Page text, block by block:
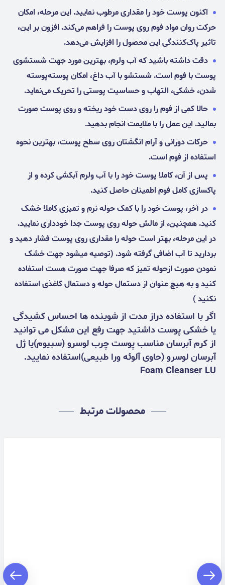
اکنون پوست خود را مقداری مرطوب نمایید. این مرحله، امکان
حرکت روان مواد فوم روی پوست را فراهم می‌کند. افزون بر این،
تاثیر پاک‌کنندگی این محصول را افزایش می‌دهد.
دقت داشته باشید که آب ولرم، بهترین مورد جهت شستشوی
پوست با فوم است. شستشو با آب داغ، امکان پوسته‌پوسته
شدن، خشکی، التهاب و حساسیت پوستی را تحریک می‌نماید.
حالا کمی از فوم را روی دست خود ریخته و روی پوست صورت
بمالید. این عمل را با ملایمت انجام بدهید.
حرکات دورانی و آرام انگشتان روی سطح پوست، بهترین نحوه
استفاده از فوم است.
پس از آن، کاملا پوست خود را با آب ولرم آبکشی کرده و از
پاکسازی کامل فوم اطمینان حاصل کنید.
در آخر، پوست خود را با کمک حوله نرم و تمیزی کاملا خشک
کنید. همچنین، از مالش حوله روی پوست جدا خودداری نمایید.
در این مرحله، بهتر است حوله را مقداری روی پوست فشار دهید و
بردارید تا آب اضافی گرفته شود. (توصیه میشود جهت خشک
نمودن صورت ازحوله تمیز که صرفا جهت صورت هست استفاده
کنید و به هیچ عنوان از دستمال حوله و دستمال کاغذی استفاده
نکنید )
اگر با استفاده دراز مدت از شوینده ها احساس کشیدگی
یا خشکی پوست داشتید جهت رفع این مشکل می توانید
از کرم آبرسان مناسب پوست چرب لوسرو (سبیوم)یا ژل
آبرسان لوسرو (حاوی آلوئه ورا طبیعی)استفاده نمایید.
Foam Cleanser LU
محصولات مرتبط